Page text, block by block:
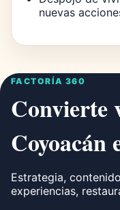
nuevas
FACTORÍA 360
Convierte
Coyoacán
Estrategia,
experiencias,